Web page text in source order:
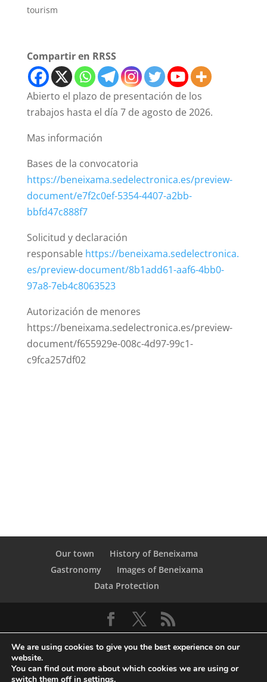
tourism
Compartir en RRSS
Abierto el plazo de presentación de los
trabajos hasta el día 7 de agosto de 2026.
Mas información
Bases de la convocatoria
https://beneixama.sedelectronica.es/preview-
document/e7f2c0ef-5354-4407-a2bb-
bbfd47c888f7
Solicitud y declaración
responsable https://beneixama.sedelectronica.
es/preview-document/8b1add61-aaf6-4bb0-
97a8-7eb4c8063523
Autorización de menores
https://beneixama.sedelectronica.es/preview-
document/f655929e-008c-4d97-99c1-
c9fca257df02
Our town
History of Beneixama
Gastronomy
Images of Beneixama
Data Protection
We are using cookies to give you the best experience on our
website.
You can find out more about which cookies we are using or
switch them off in settings.